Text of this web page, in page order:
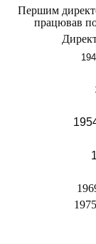
Першим
працював